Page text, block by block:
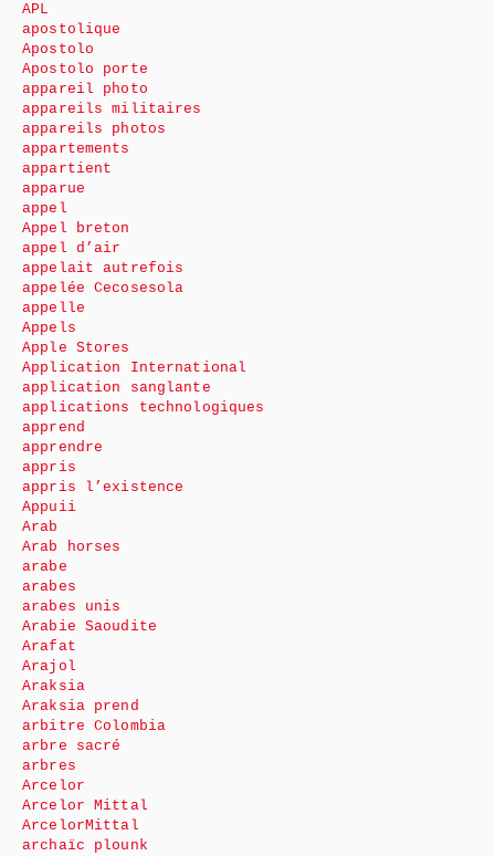
APL
apostolique
Apostolo
Apostolo porte
appareil photo
appareils militaires
appareils photos
appartements
appartient
apparue
appel
Appel breton
appel d’air
appelait autrefois
appelée Cecosesola
appelle
Appels
Apple Stores
Application International
application sanglante
applications technologiques
apprend
apprendre
appris
appris l’existence
Appuii
Arab
Arab horses
arabe
arabes
arabes unis
Arabie Saoudite
Arafat
Arajol
Araksia
Araksia prend
arbitre Colombia
arbre sacré
arbres
Arcelor
Arcelor Mittal
ArcelorMittal
archaïc plounk